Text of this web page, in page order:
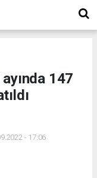
147
- 17:06